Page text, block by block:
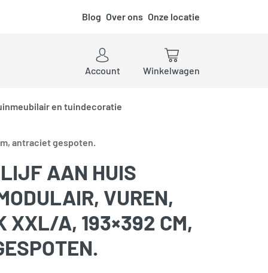
Blog Over ons Onze locatie
Account
Winkelwagen
en tuindecoratie
antraciet gespoten.
AAN HUIS
VUREN,
XXL/A, 193×392 CM,